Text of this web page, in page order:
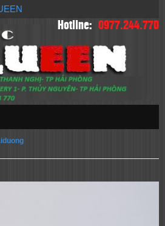
Hotline: 0977.244.770